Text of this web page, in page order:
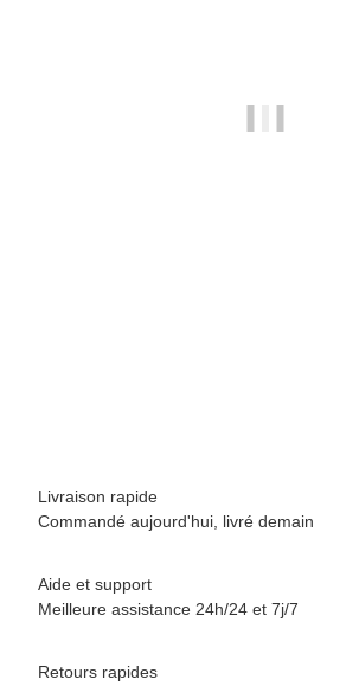
Livraison rapide
Commandé aujourd'hui, livré demain
Aide et support
Meilleure assistance 24h/24 et 7j/7
Retours rapides